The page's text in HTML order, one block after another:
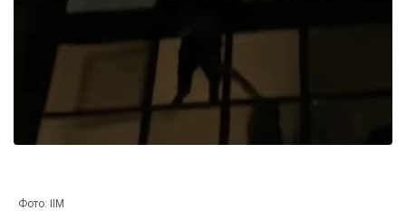
Фото: ІІМ